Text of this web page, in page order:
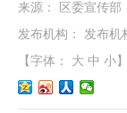
来源：
区委宣传部
发布机构： 发布机
【字体： 大 中 小 】